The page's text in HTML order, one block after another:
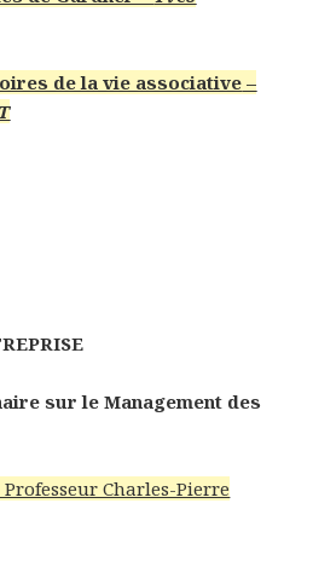
de la vie associative –
sur le Management des
Professeur Charles-Pierre